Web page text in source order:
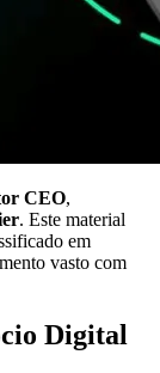
CEO,
. Este material
em
vasto com
Digital